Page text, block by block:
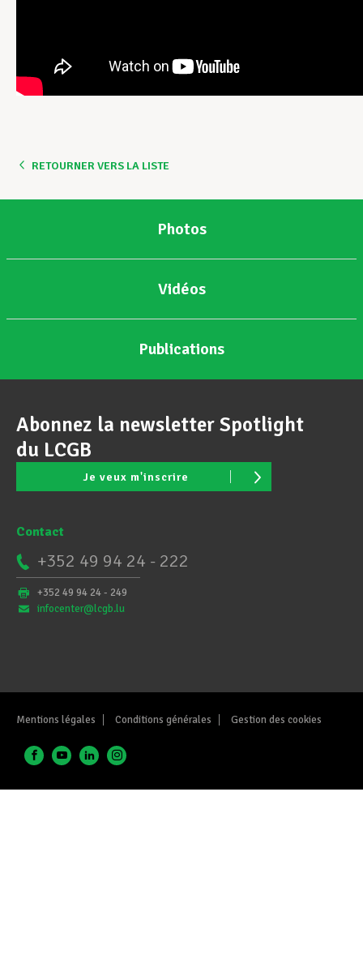
RETOURNER VERS LA LISTE
Photos
Vidéos
Publications
Abonnez la newsletter Spotlight
du LCGB
Je veux m'inscrire
Contact
+352 49 94 24 - 222
+352 49 94 24 - 249
infocenter@lcgb.lu
Mentions légales Conditions générales Gestion des cookies